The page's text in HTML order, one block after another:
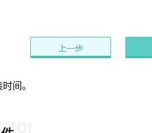
间。